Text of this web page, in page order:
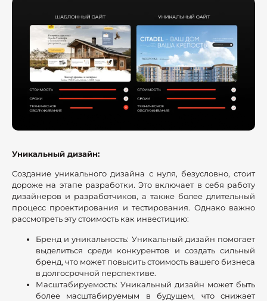
Уникальный дизайн:
Создание уникального дизайна с нуля, безусловно, стоит
дороже на этапе разработки. Это включает в себя работу
дизайнеров и разработчиков, а также более длительный
процесс проектирования и тестирования. Однако важно
рассмотреть эту стоимость как инвестицию:
Бренд и уникальность: Уникальный дизайн помогает
выделиться среди конкурентов и создать сильный
бренд, что может повысить стоимость вашего бизнеса
в долгосрочной перспективе.
Масштабируемость: Уникальный дизайн может быть
более масштабируемым в будущем, что снижает